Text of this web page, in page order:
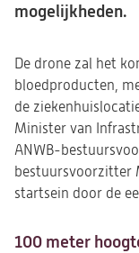
mogelijkheden.
De drone zal het
bloedproducten,
de
Minister van
ANWB-
bestuursvoorzitter
startsein door de
100 meter